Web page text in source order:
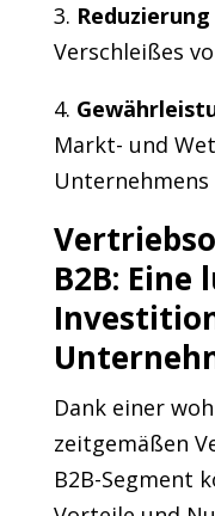
3. Reduzierung
Verschleißes
4.
Markt- und
Unternehmens
B2B:
Dank einer
zeitgemäßen
B2B-Segment